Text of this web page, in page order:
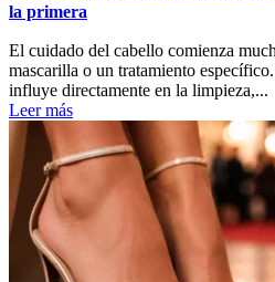
la primera
El cuidado del cabello comienza
mascarilla o un tratamiento
influye directamente en la limpieza,...
Leer más